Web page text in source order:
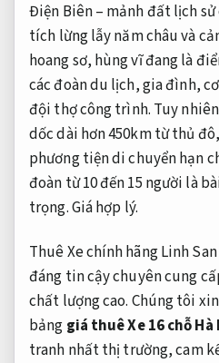
Điện Biên – mảnh đất lịch
tích lừng lẫy năm châu và
hoang sơ, hùng vĩ đang là
các đoàn du lịch, gia đình,
đội thợ công trình. Tuy
dốc dài hơn 450km từ thủ
phương tiện di chuyển hạn
đoàn từ 10 đến 15 người là
trọng.Giá hợp lý.
Thuê Xe chính hãng Linh
đáng tin cậy chuyên cung
chất lượng cao. Chúng tôi
bảng giá thuê Xe 16 chỗ
tranh nhất thị trường, cam